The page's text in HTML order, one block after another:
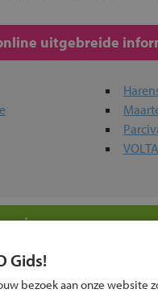
uitgebreide
VOLTA
Gids!
bezoek aan onze website